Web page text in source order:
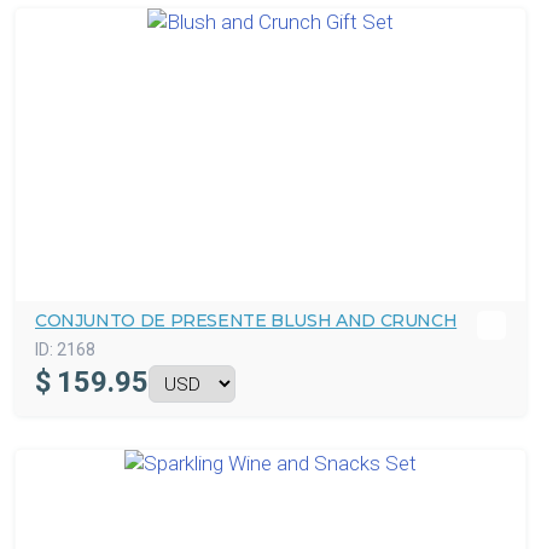
CONJUNTO DE PRESENTE BLUSH AND CRUNCH
ID: 2168
$ 159.95